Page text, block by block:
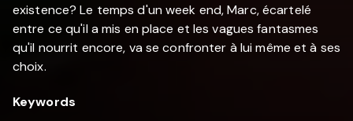
existence? Le temps d'un week end, Marc, écartelé
entre ce qu'il a mis en place et les vagues fantasmes
qu'il nourrit encore, va se confronter à lui même et à ses
choix.
Keywords